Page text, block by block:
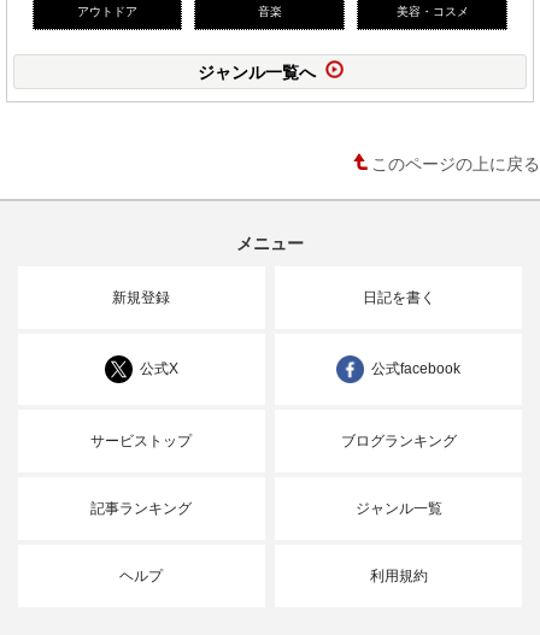
アウトドア 音楽 美容・コスメ
ジャンル一覧へ
このページの上に戻る
メニュー
新規登録 日記を書く
公式X 公式facebook
サービストップ ブログランキング
記事ランキング ジャンル一覧
ヘルプ 利用規約